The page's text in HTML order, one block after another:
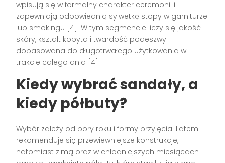
wpisują się w formalny charakter ceremonii i
zapewniają odpowiednią sylwetkę stopy w garniturze
lub smokingu [4]. W tym segmencie liczy się jakość
skóry, kształt kopyta i twardość podeszwy
dopasowana do długotrwałego użytkowania w
trakcie całego dnia [4].
Kiedy wybrać sandały, a
kiedy półbuty?
Wybór zależy od pory roku i formy przyjęcia. Latem
rekomenduje się przewiewniejsze konstrukcje,
natomiast zimą oraz w chłodniejszych miesiącach